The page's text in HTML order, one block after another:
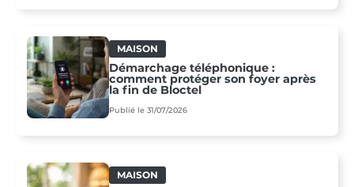
MAISON
Démarchage téléphonique :
comment protéger son foyer après
la fin de Bloctel
Publié le 31/07/2026
MAISON